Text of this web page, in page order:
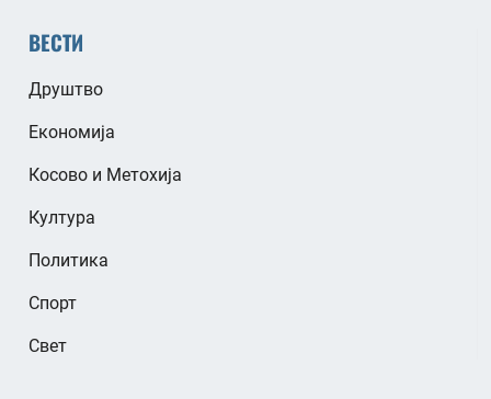
ВЕСТИ
Друштво
Економија
Косово и Метохија
Култура
Политика
Спорт
Свет